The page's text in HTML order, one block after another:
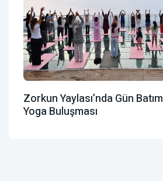
Zorkun Yaylası’nda Gün
Yoga Buluşması